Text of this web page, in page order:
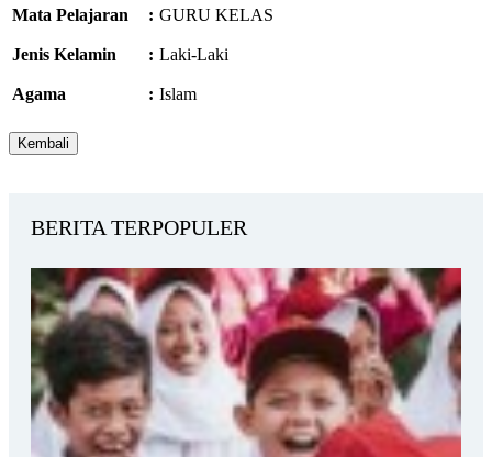
Mata Pelajaran : GURU KELAS
Jenis Kelamin : Laki-Laki
Agama : Islam
BERITA TERPOPULER